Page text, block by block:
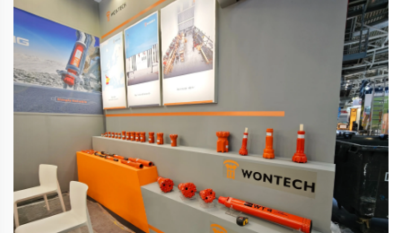
bergsindustrin, vilket tilltalar globala företag och...